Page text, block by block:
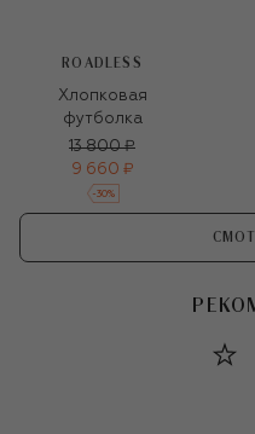
ROADLESS
Хлопковая
футболка
13 800 ₽
9 660 ₽
-30%